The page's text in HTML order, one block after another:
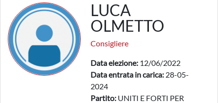
LUCA
OLMETTO
Consigliere
Data elezione: 12/06/2022
Data entrata in carica: 28-05-
2024
Partito: UNITI E FORTI PER